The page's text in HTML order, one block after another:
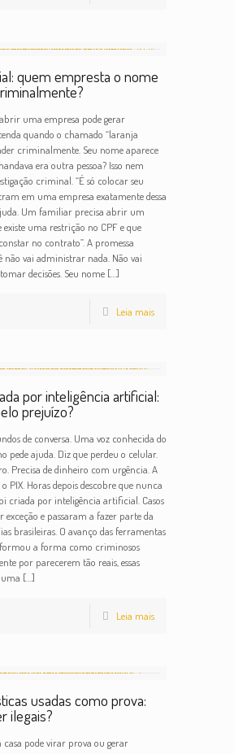
quem empresta o nome
uma empresa pode gerar
quando o chamado “laranja
criminalmente. Seu nome aparece
era outra pessoa? Isso nem
criminal. “É só colocar seu
em uma empresa exatamente dessa
Um familiar precisa abrir um
existe uma restrição no CPF e que
no contrato”. A promessa
não vai administrar nada. Não vai
decisões. Seu nome[…]
Leia mais
por inteligência artificial:
prejuízo?
de conversa. Uma voz conhecida do
pede ajuda. Diz que perdeu o celular.
Precisa de dinheiro com urgência. A
PIX. Horas depois descobre que nunca
criada por inteligência artificial. Casos
exceção e passaram a fazer parte da
brasileiras. O avanço das ferramentas
a forma como criminosos
por parecerem tão reais, essas
[…]
Leia mais
usadas como prova:
ilegais?
pode virar prova ou gerar